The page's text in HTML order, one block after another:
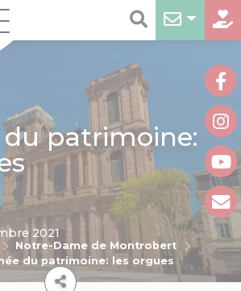
patrimoine:
Notre-Dame de Montrobert
du patrimoine: les orgues
2021